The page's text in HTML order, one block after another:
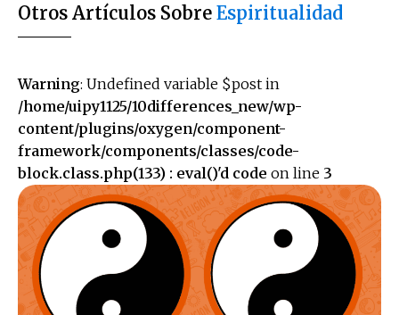
Otros Artículos Sobre Espiritualidad
Warning: Undefined variable $post in
/home/uipy1125/10differences_new/wp-
content/plugins/oxygen/component-
framework/components/classes/code-
block.class.php(133) : eval()'d code on line 3